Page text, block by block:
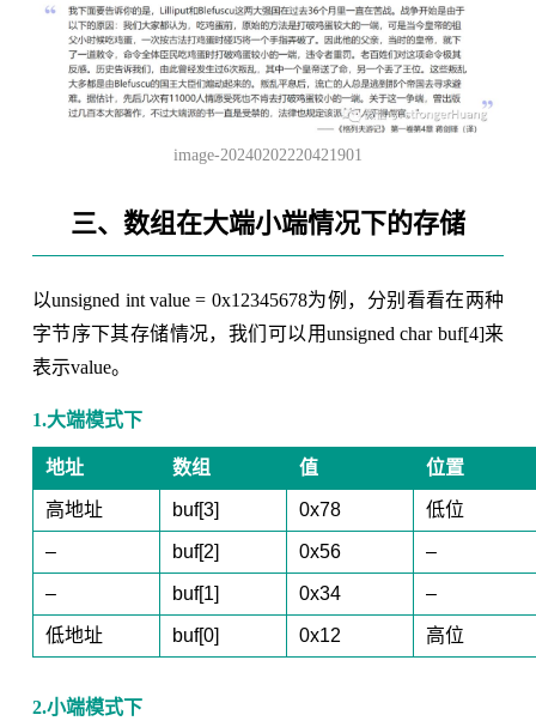
image-20240202220421901
三、数组在大端小端情况下的存储
以unsigned int value = 0x12345678为例，分别看看在两种
字节序下其存储情况，我们可以用unsigned char buf[4]来
表示value。
1.大端模式下
地址 数组 值 位置
高地址 buf[3] 0x78 低位
– buf[2] 0x56 –
– buf[1] 0x34 –
低地址 buf[0] 0x12 高位
2.小端模式下